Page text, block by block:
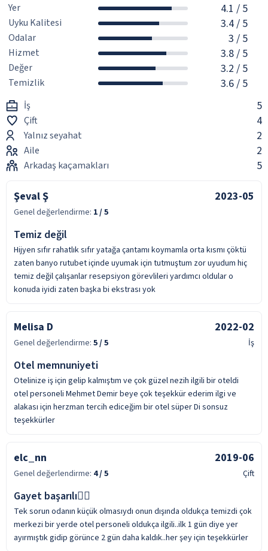
Yer 4.1 / 5
Uyku Kalitesi 3.4/ 5
Odalar 3 / 5
Hizmet 3.8/ 5
Değer 3.2 / 5
Temizlik 3.6/ 5
İş 5
Çift 4
Yalnız seyahat 2
Aile 2
Arkadaş kaçamakları 5
Şeval Ş 2023-05
Genel değerlendirme: 1/ 5
Temiz değil
Hijyen sıfır rahatlık sıfır yatağa çantamı koymamla orta kısmı çöktü
zaten banyo rutubet içinde uyumak için tutmuştum zor uyudum hiç
temiz değil çalışanlar resepsiyon görevlileri yardımcı oldular o
konuda iyidi zaten başka bi ekstrası yok
Melisa D 2022-02
Genel değerlendirme: 5/ 5 İş
Otel memnuniyeti
Otelinize iş için gelip kalmıştım ve çok güzel nezih ilgili bir oteldi
otel personeli Mehmet Demir beye çok teşekkür ederim ilgi ve
alakası için herzman tercih ediceğim bir otel süper Di sonsuz
teşekkürler
elc_nn 2019-06
Genel değerlendirme: 4/ 5 Çift
Gayet başarılı👌🏻
Tek sorun odanın küçük olmasıydı onun dışında oldukça temizdi çok
merkezi bir yerde otel personeli oldukça ilgili..ilk 1 gün diye yer
ayırmıştık gidip görünce 2 gün daha kaldık..her şey için teşekkürler